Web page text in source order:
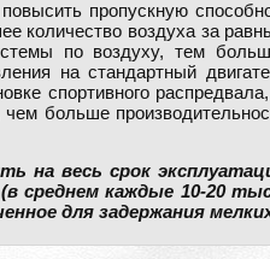
пропускную
количество воздуха за
по воздуху, тем
на стандартный
спортивного
больше
на весь срок
среднем каждые 10-20
для задержания